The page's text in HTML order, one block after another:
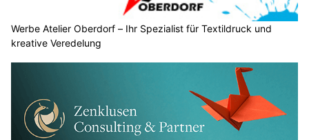
Werbe Atelier Oberdorf – Ihr Spezialist für Textildruck und
kreative Veredelung